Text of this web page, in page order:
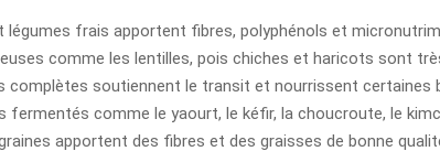
frais apportent fibres, polyphénols et
comme les lentilles, pois chiches et haricots sont
complètes soutiennent le transit et nourrissent certaines
fermentés comme le yaourt, le kéfir, la choucroute, le
apportent des fibres et des graisses de bonne